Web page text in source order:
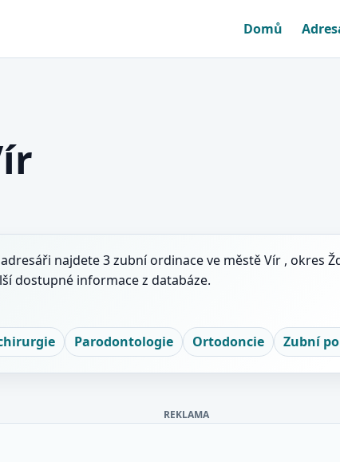
Domů
adresáři najdete 3 zubní ordinace ve městě Vír , okres
dostupné informace z databáze.
Parodontologie Ortodoncie Zubní
REKLAMA